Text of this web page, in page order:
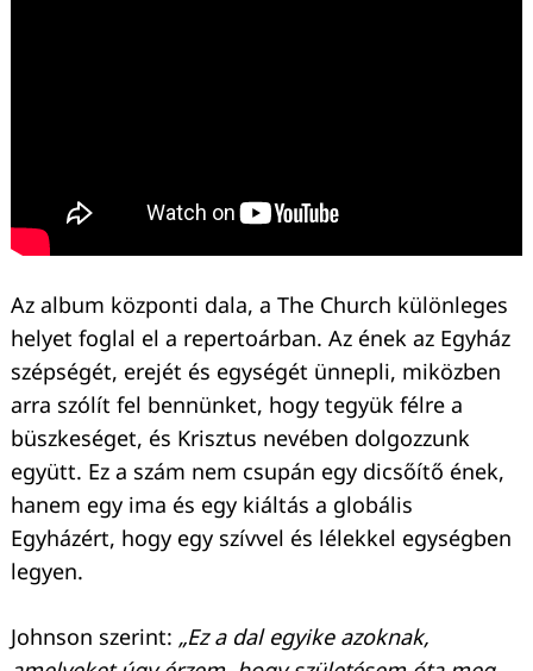
Az album központi dala, a The Church különleges
helyet foglal el a repertoárban. Az ének az Egyház
szépségét, erejét és egységét ünnepli, miközben
arra szólít fel bennünket, hogy tegyük félre a
büszkeséget, és Krisztus nevében dolgozzunk
együtt. Ez a szám nem csupán egy dicsőítő ének,
hanem egy ima és egy kiáltás a globális
Egyházért, hogy egy szívvel és lélekkel egységben
legyen.
Johnson szerint: „Ez a dal egyike azoknak,